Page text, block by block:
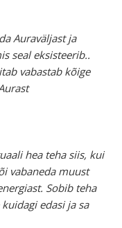
Auraväljast ja
seal eksisteerib..
vabastab kõige
hea teha siis, kui
vabaneda muust
Sobib teha
edasi ja sa